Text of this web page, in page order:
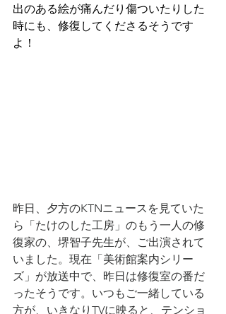
出のある絵が痛んだり傷ついたりした
時にも、修復してくださるそうです
よ！
昨日、夕方のKTNニュースを見ていた
ら「たけのした工房」のもう一人の修
復家の、堺智子先生が、ご出演されて
いました。現在「美術館案内シリー
ズ」が放送中で、昨日は修復室の番だ
ったそうです。いつもご一緒している
方が、いきなりTVに映ると、テンショ